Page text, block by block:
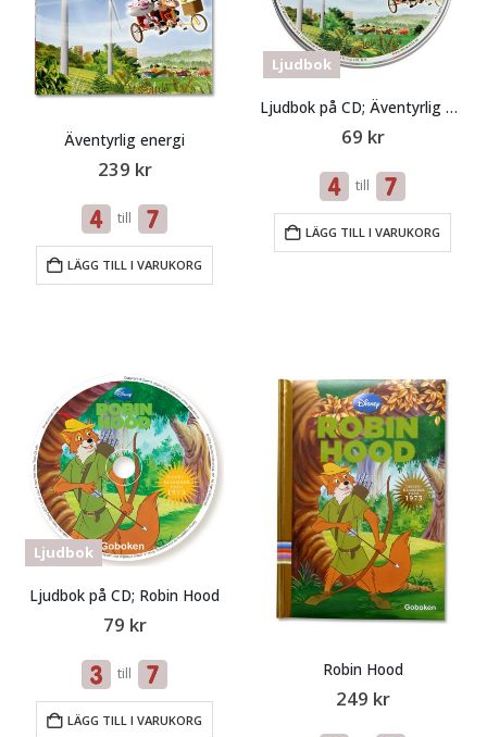
Äventyrlig energi
239 kr
till
LÄGG TILL I VARUKORG
Ljudbok
Ljudbok på CD; Äventyrlig energi
69 kr
till
LÄGG TILL I VARUKORG
Ljudbok
Ljudbok på CD; Robin Hood
79 kr
till
LÄGG TILL I VARUKORG
Robin Hood
249 kr